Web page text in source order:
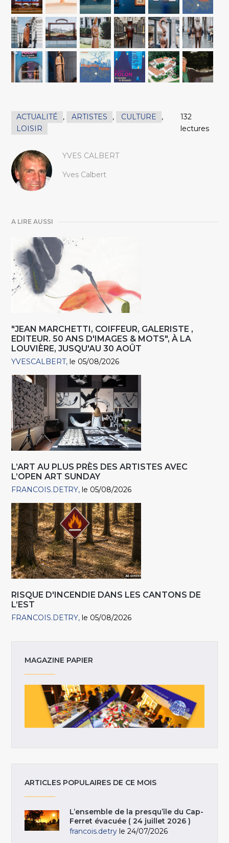
ACTUALITÉ , ARTISTES , CULTURE
,
LOISIR
132
lectures
YVES CALBERT
Yves Calbert
A LIRE AUSSI
"JEAN MARCHETTI, COIFFEUR, GALERISTE ,
EDITEUR. 50 ANS D'IMAGES & MOTS", À LA
LOUVIÈRE, JUSQU'AU 30 AOÛT
YVESCALBERT le 05/08/2026
L’ART AU PLUS PRÈS DES ARTISTES AVEC
L’OPEN ART SUNDAY
FRANCOIS.DETRY le 05/08/2026
RISQUE D'INCENDIE DANS LES CANTONS DE
L’EST
FRANCOIS.DETRY le 05/08/2026
MAGAZINE PAPIER
ARTICLES POPULAIRES DE CE MOIS
L’ensemble de la presqu’île du Cap-
Ferret évacuée ( 24 juillet 2026 )
francois.detry le 24/07/2026